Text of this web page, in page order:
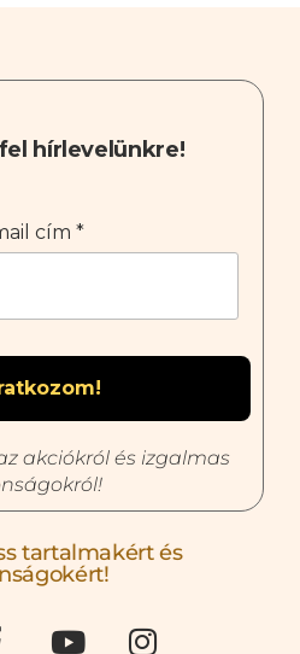
hírlevelünkre!
cím *
akciókról és izgalmas
tartalmakért és